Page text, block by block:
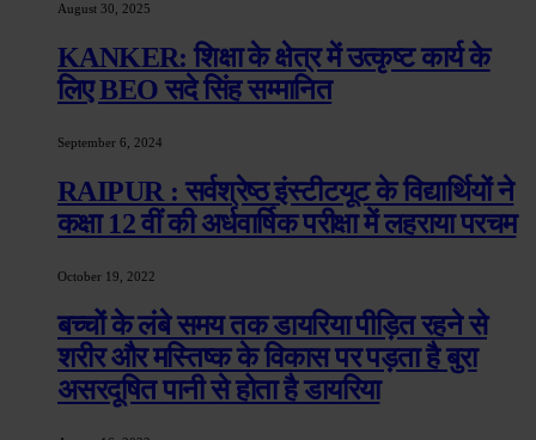
August 30, 2025
KANKER: शिक्षा के क्षेत्र में उत्कृष्ट कार्य के
लिए BEO सदे सिंह सम्मानित
September 6, 2024
RAIPUR : सर्वश्रेष्ठ इंस्टीटयूट के विद्यार्थियों ने
कक्षा 12 वीं की अर्धवार्षिक परीक्षा में लहराया परचम
October 19, 2022
बच्चों के लंबे समय तक डायरिया पीड़ित रहने से
शरीर और मस्तिष्क के विकास पर पड़ता है बुरा
असरदूषित पानी से होता है डायरिया